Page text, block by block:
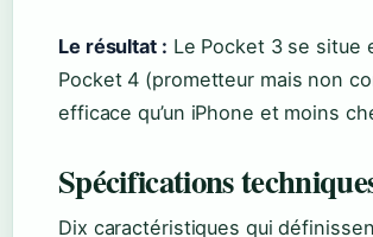
Le résultat : Le Pocket 3 se situe
Pocket 4 (prometteur mais non
efficace qu’un iPhone et moins
Spécifications
Dix caractéristiques qui